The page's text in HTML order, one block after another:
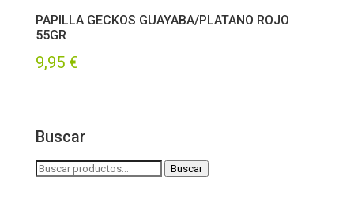
PAPILLA GECKOS GUAYABA/PLATANO ROJO
55GR
9,95 €
Buscar
Buscar
Buscar